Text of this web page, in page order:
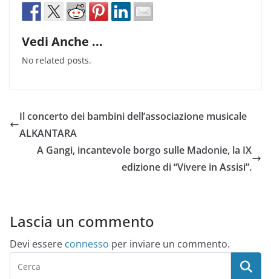
Vedi Anche ...
No related posts.
Il concerto dei bambini dell’associazione musicale
ALKANTARA
A Gangi, incantevole borgo sulle Madonie, la IX
edizione di “Vivere in Assisi”.
Lascia un commento
Devi essere connesso per inviare un commento.